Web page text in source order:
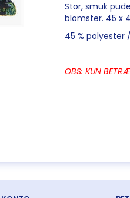
Stor, smuk
blomster. 45 x
45 % polyester
OBS: KUN